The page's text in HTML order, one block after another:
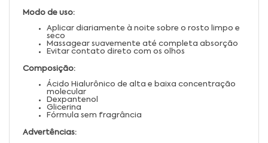
Modo de uso:
Aplicar diariamente à noite sobre o rosto limpo e
seco
Massagear suavemente até completa absorção
Evitar contato direto com os olhos
Composição:
Ácido Hialurônico de alta e baixa concentração
molecular
Dexpantenol
Glicerina
Fórmula sem fragrância
Advertências: